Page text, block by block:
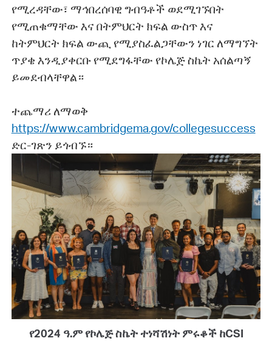
የሚረዳቸው፣ ማኅበረሰባዊ ግብዓቶች ወደሚገኙበት
የሚጠቁማቸው እና በትምህርት ክፍል ውስጥ እና
ከትምህርት ክፍል ውጪ የሚያስፈልጋቸውን ነገር ለማግኘት
ጥያቄ እንዲያቀርቡ የሚደግፋቸው የኮሌጅ ስኬት አሰልጣኝ
ይመደብላቸዋል።
ተጨማሪ ለማወቅ
https://www.cambridgema.gov/collegesuccess
ድር-ገጽን ይጎብኙ።
የ2024 ዓ.ም የኮሌጅ ስኬት ተነሻሽነት ምሩቆች ከCSI